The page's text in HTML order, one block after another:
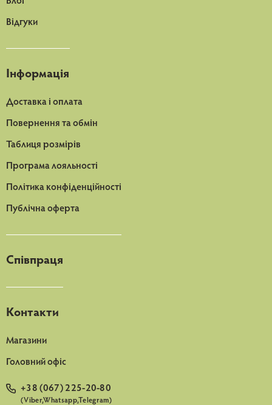
Відгуки
Інформація
Доставка і оплата
Повернення та обмін
Таблиця розмірів
Програма лояльності
Політика конфіденційності
Публічна оферта
Співпраця
Контакти
Магазини
Головний офіс
+38 (067) 225-20-80
(Viber,Whatsapp,Telegram)